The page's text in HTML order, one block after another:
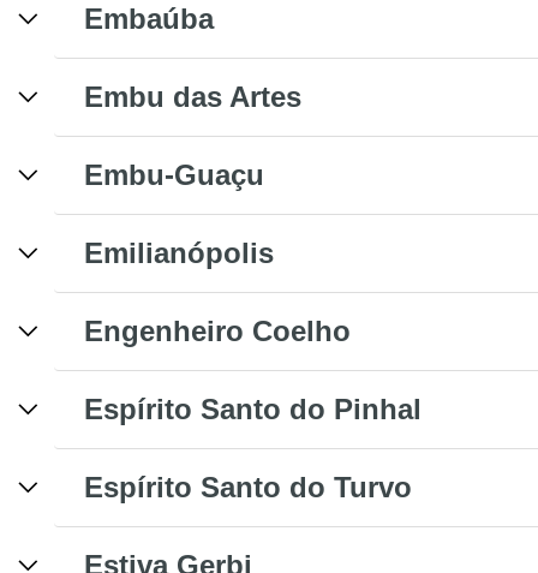
Embaúba
Embu das Artes
Embu-Guaçu
Emilianópolis
Engenheiro Coelho
Espírito Santo do Pinhal
Espírito Santo do Turvo
Estiva Gerbi